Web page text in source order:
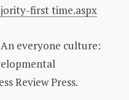
first time.aspx
An everyone culture:
Review Press.